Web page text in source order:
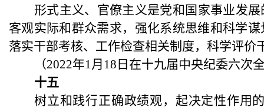
形式主义、官僚主义是党和国家事业发
客观实际和群众需求，强化系统思维和科学
落实干部考核、工作检查相关制度，科学评价
（2022年1月18日在十九届中央纪委六次
十五
树立和践行正确政绩观，起决定性作用